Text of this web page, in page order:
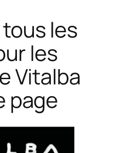
les
les
Vitalba
page